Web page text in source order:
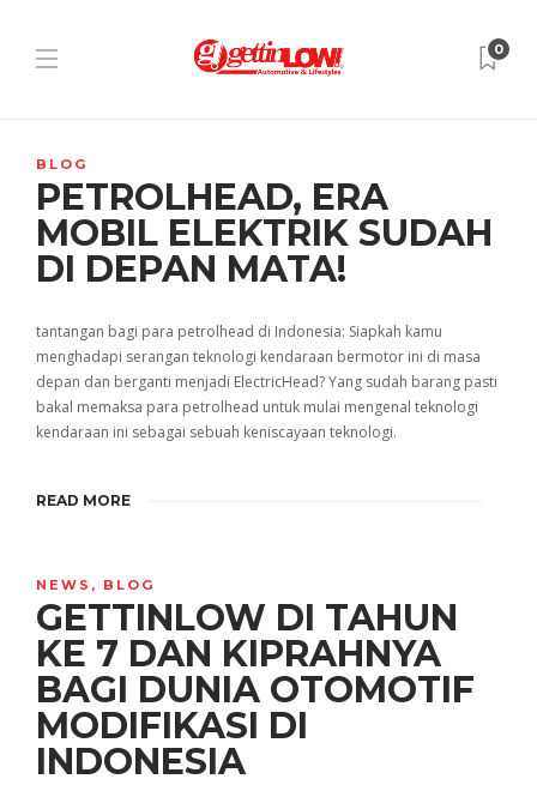
0
BLOG
PETROLHEAD, ERA
MOBIL ELEKTRIK SUDAH
DI DEPAN MATA!
tantangan bagi para petrolhead di Indonesia: Siapkah kamu
menghadapi serangan teknologi kendaraan bermotor ini di masa
depan dan berganti menjadi ElectricHead? Yang sudah barang pasti
bakal memaksa para petrolhead untuk mulai mengenal teknologi
kendaraan ini sebagai sebuah keniscayaan teknologi.
READ MORE
NEWS , BLOG
GETTINLOW DI TAHUN
KE 7 DAN KIPRAHNYA
BAGI DUNIA OTOMOTIF
MODIFIKASI DI
INDONESIA